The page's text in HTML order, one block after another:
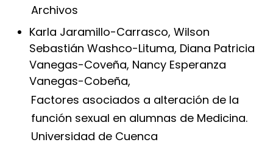
Archivos
Karla Jaramillo-Carrasco, Wilson
Sebastián Washco-Lituma, Diana Patricia
Vanegas-Coveña, Nancy Esperanza
Vanegas-Cobeña,
Factores asociados a alteración de la
función sexual en alumnas de Medicina.
Universidad de Cuenca